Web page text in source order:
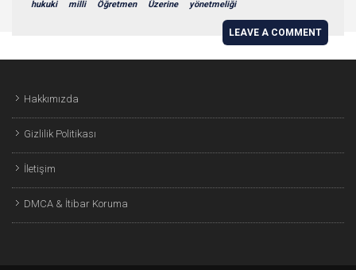
hukuki milli Öğretmen Üzerine yönetmeliği
LEAVE A COMMENT
Hakkımızda
Gizlilik Politikası
İletişim
DMCA & İtibar Koruma